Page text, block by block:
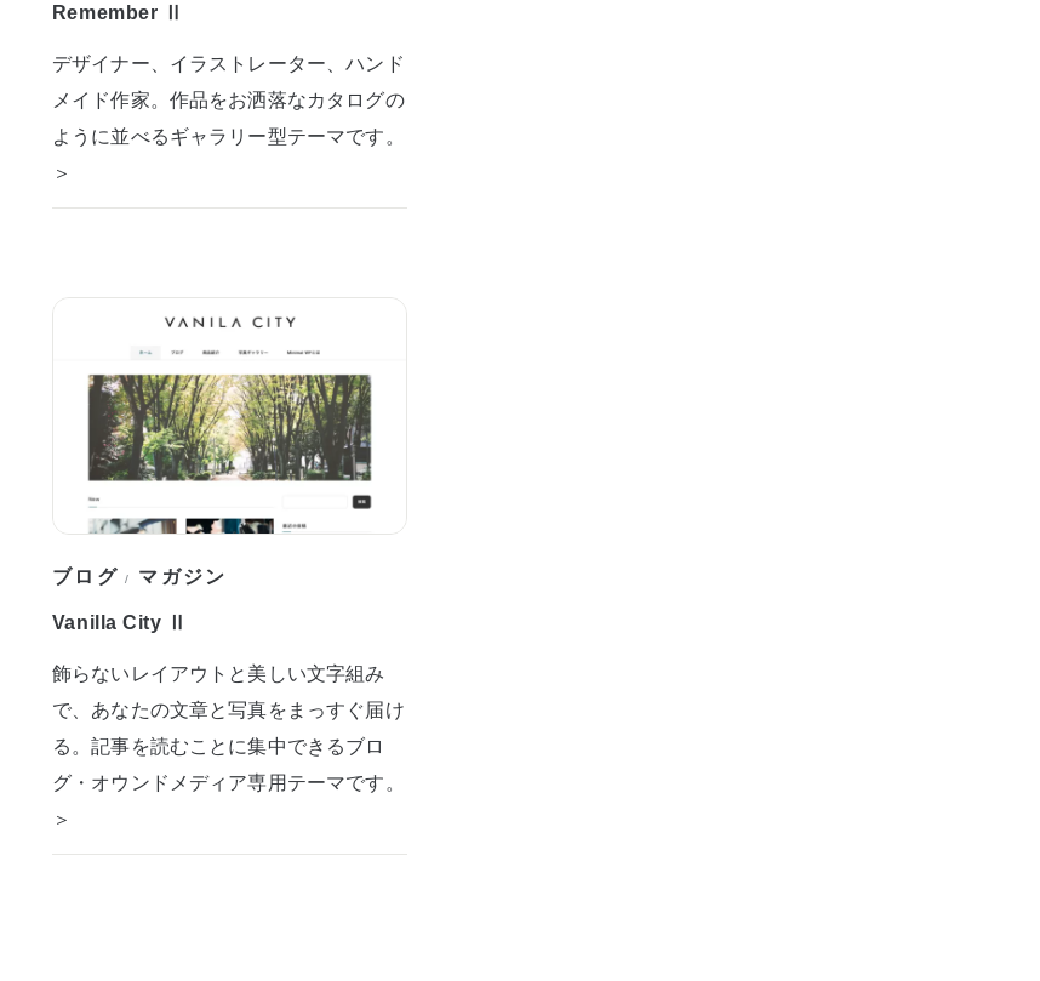
Remember Ⅱ
デザイナー、イラストレーター、ハンド
メイド作家。作品をお洒落なカタログの
ように並べるギャラリー型テーマです。
＞
ブログ / マガジン
Vanilla City Ⅱ
飾らないレイアウトと美しい文字組み
で、あなたの文章と写真をまっすぐ届け
る。記事を読むことに集中できるブロ
グ・オウンドメディア専用テーマです。
＞